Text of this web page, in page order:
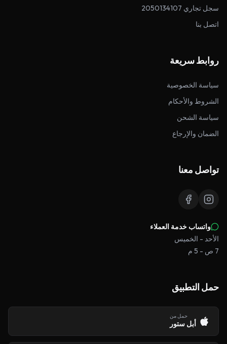
سجل تجاري 2050134107
اتصل بنا
روابط سريعة
سياسة الخصوصية
الشروط والأحكام
سياسة الشحن
الضمان والإرجاع
تواصل معنا
واتساب خدمة العملاء
الأحد - الخميس
7 ص - 5 م
حمل التطبيق
حمل من
أبل ستور